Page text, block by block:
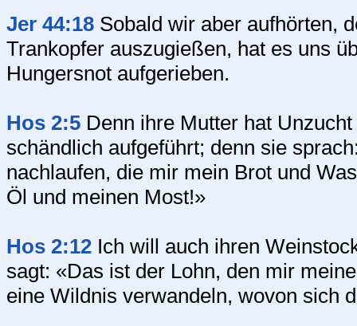
Jer 44:18 Sobald wir aber aufhörten,
Trankopfer auszugießen, hat es uns
Hungersnot aufgerieben.
Hos 2:5 Denn ihre Mutter hat
schändlich aufgeführt; denn sie
nachlaufen, die mir mein Brot und
Öl und meinen Most!»
Hos 2:12 Ich will auch ihren
sagt: «Das ist der Lohn, den mir
eine Wildnis verwandeln, wovon sich